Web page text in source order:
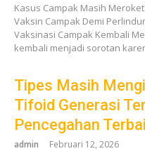
Kasus Campak Masih
Vaksin Campak Demi
Vaksinasi Campak Kembali
kembali menjadi sorotan
Tipes Masih
Tifoid Generasi
Pencegahan
admin Februari 12, 2026